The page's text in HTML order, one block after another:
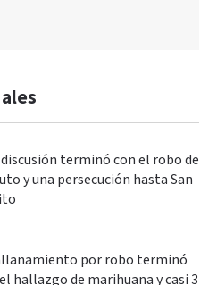
terminó con el robo de
y una persecución hasta San
por robo terminó
hallazgo de marihuana y casi 3